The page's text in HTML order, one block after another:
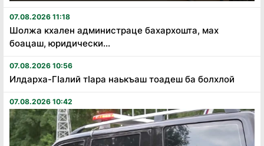
07.08.2026 11:18
Шолжа кхален администраце бахархошта, мах
боацаш, юридически...
07.08.2026 10:56
Илдарха-Гӏалий тӏара наькъаш тоадеш ба болхлой
07.08.2026 10:42